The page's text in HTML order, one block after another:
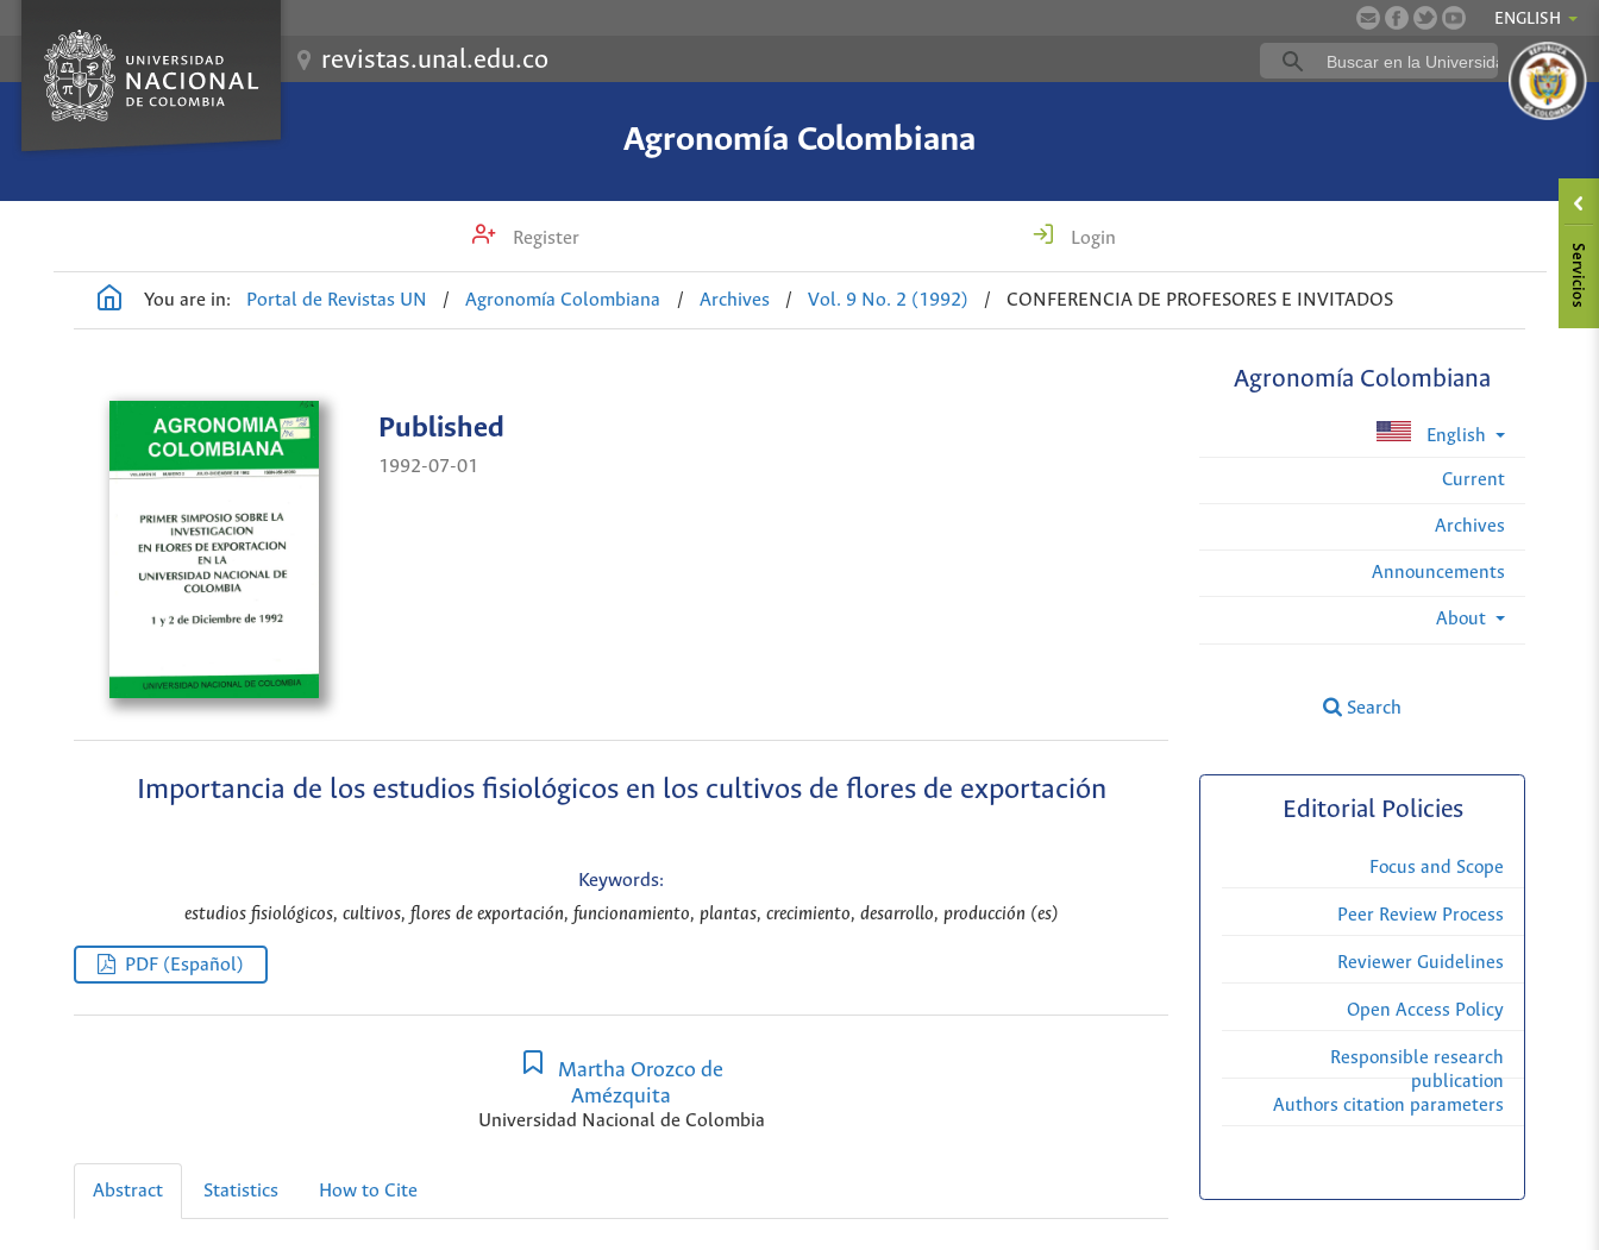
ENGLISH
revistas.unal.edu.co
Agronomía Colombiana
Register Login
You are in: Portal de Revistas UN / Agronomía Colombiana / Archives / Vol. 9 No. 2 (1992) / CONFERENCIA DE PROFESORES E INVITADOS
Agronomía Colombiana
English
Current
Archives
Announcements
About
Search
Published
1992-07-01
Importancia de los estudios fisiológicos en los cultivos de flores de exportación
Keywords:
estudios fisiológicos, cultivos, flores de exportación, funcionamiento, plantas, crecimiento, desarrollo, producción (es)
PDF (Español)
Martha Orozco de
Amézquita
Universidad Nacional de Colombia
Abstract Statistics How to Cite
Editorial Policies
Focus and Scope
Peer Review Process
Reviewer Guidelines
Open Access Policy
Responsible research
publication
Authors citation parameters